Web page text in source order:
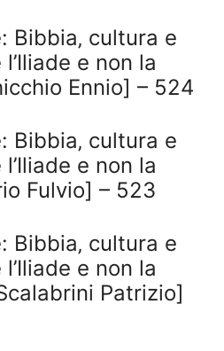
Bibbia‚ cultura e
e non la
Ennio] – 524
Bibbia‚ cultura e
e non la
Fulvio] – 523
Bibbia‚ cultura e
e non la
Patrizio]